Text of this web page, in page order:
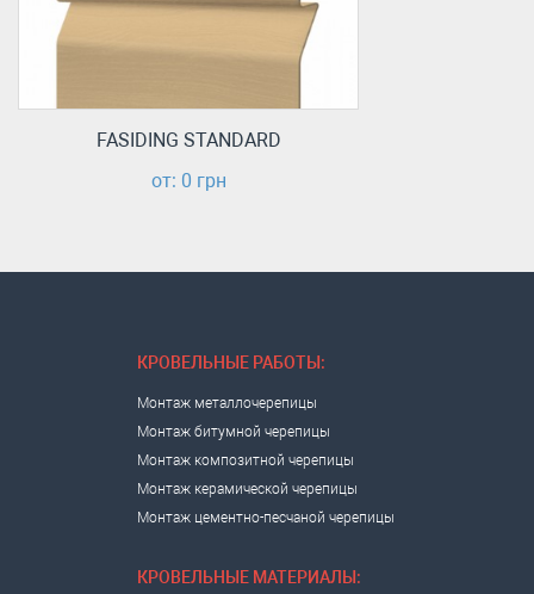
FASIDING STANDARD
от: 0 грн
КРОВЕЛЬНЫЕ РАБОТЫ:
Монтаж металлочерепицы
Монтаж битумной черепицы
Монтаж композитной черепицы
Монтаж керамической черепицы
Монтаж цементно-песчаной черепицы
КРОВЕЛЬНЫЕ МАТЕРИАЛЫ: